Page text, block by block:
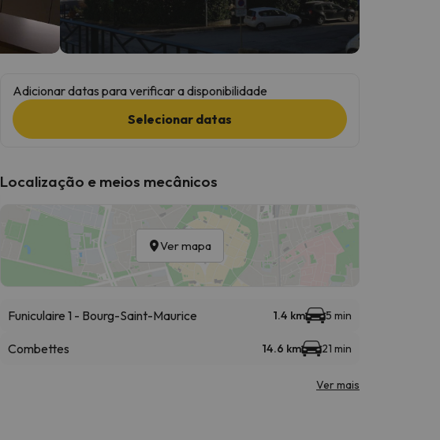
Adicionar datas para verificar a disponibilidade
Selecionar datas
Localização e meios mecânicos
Ver mapa
Funiculaire 1 - Bourg-Saint-Maurice 1.4 km 5 min
Combettes 14.6 km 21 min
Ver mais